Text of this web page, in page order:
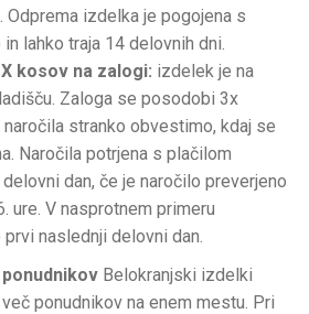
Odprema izdelka je pogojena s
lahko traja 14 delovnih dni.
kosov na zalogi: izdelek je na
Zaloga se posodobi 3x
naročila stranko obvestimo, kdaj se
Naročila potrjena s plačilom
dan, če je naročilo preverjeno
ure. V nasprotnem primeru
naslednji delovni dan.
Belokranjski izdelki
ponudnikov na enem mestu. Pri